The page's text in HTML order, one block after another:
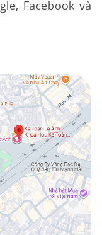
Facebook và